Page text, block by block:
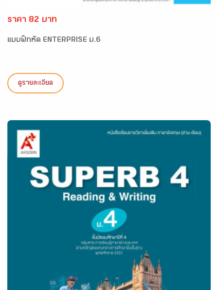
ราคา 82 บาท
แบบฝึกหัด ENTERPRISE ม.6
ดูรายละเอียด